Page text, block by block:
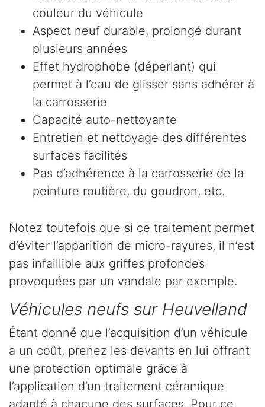
couleur du véhicule
Aspect neuf durable, prolongé durant
plusieurs années
Effet hydrophobe (déperlant) qui
permet à l’eau de glisser sans adhérer à
la carrosserie
Capacité auto-nettoyante
Entretien et nettoyage des différentes
surfaces facilités
Pas d’adhérence à la carrosserie de la
peinture routière, du goudron, etc.
Notez toutefois que si ce traitement permet
d’éviter l’apparition de micro-rayures, il n’est
pas infaillible aux griffes profondes
provoquées par un vandale par exemple.
Véhicules neufs sur Heuvelland
Étant donné que l’acquisition d’un véhicule
a un coût, prenez les devants en lui offrant
une protection optimale grâce à
l’application d’un traitement céramique